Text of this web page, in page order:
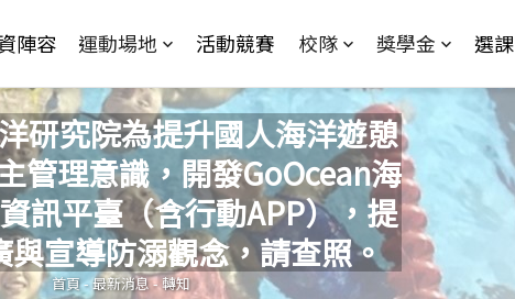
陣容 運動場地 活動競賽 校隊 獎學金 選課
研究院為提升國人海洋遊憩
管理意識，開發GoOcean海
訊平臺（含行動APP），提
與宣導防溺觀念，請查照。
您在這裡
首頁-最新消息-轉知